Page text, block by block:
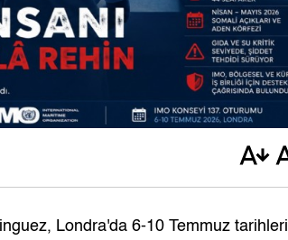
Londra'da 6-10 Temmuz tarihleri